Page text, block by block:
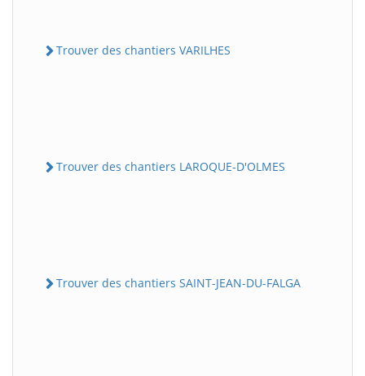
Trouver des chantiers VARILHES
Trouver des chantiers LAROQUE-D'OLMES
Trouver des chantiers SAINT-JEAN-DU-FALGA